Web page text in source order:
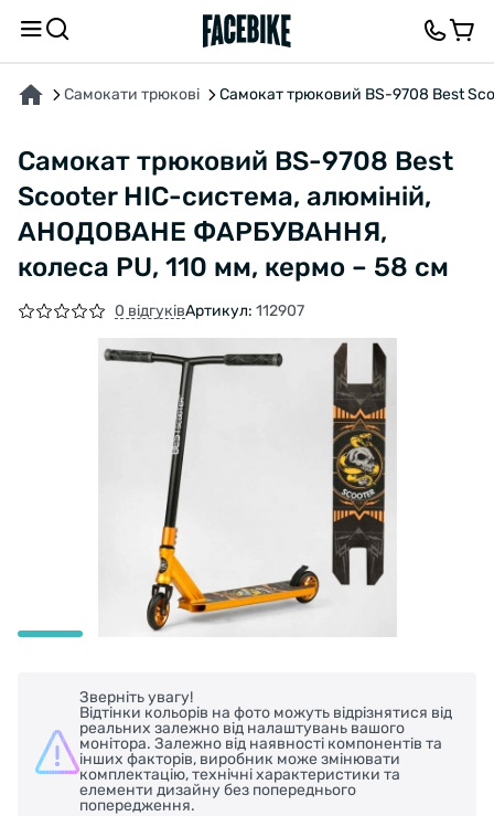
Самокати трюкові Самокат трюковий BS-9708 Best
Самокат трюковий BS-9708 Best
Scooter HIC-система, алюміній,
АНОДОВАНЕ ФАРБУВАННЯ,
колеса PU, 110 мм, кермо – 58 см
0 відгуківАртикул: 112907
Зверніть увагу!
Відтінки кольорів на фото можуть відрізнятися від
реальних залежно від налаштувань вашого
монітора. Залежно від наявності компонентів та
інших факторів, виробник може змінювати
комплектацію, технічні характеристики та
елементи дизайну без попереднього
попередження.
ПРО ТОВАР ХАРАКТЕРИСТИКИВІДГУКИ ТА ЗАПИТАННЯ